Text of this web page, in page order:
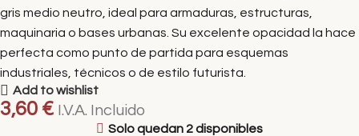
gris medio neutro, ideal para armaduras, estructuras,
maquinaria o bases urbanas. Su excelente opacidad la hace
perfecta como punto de partida para esquemas
industriales, técnicos o de estilo futurista.
Add to wishlist
3,60 € I.V.A. Incluido
Solo quedan 2 disponibles